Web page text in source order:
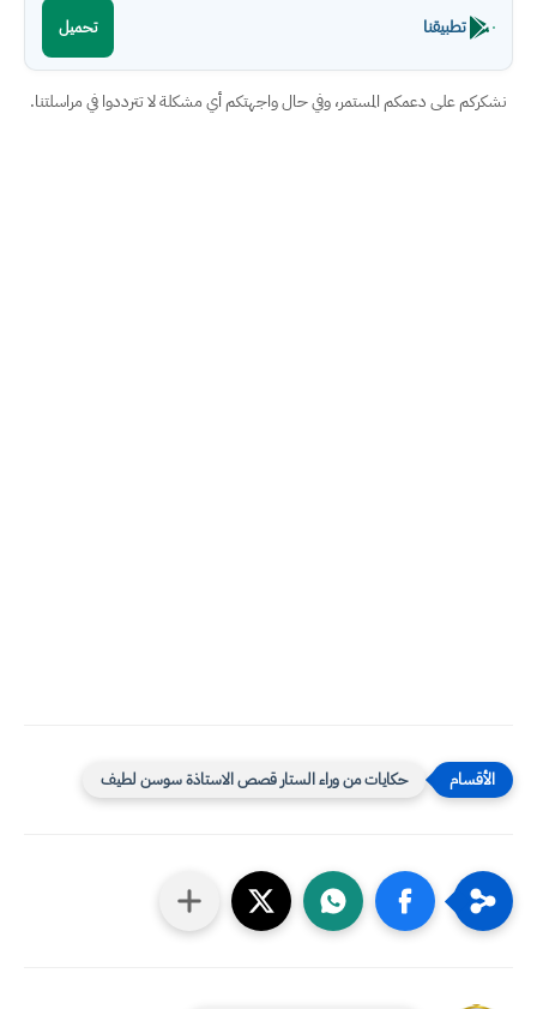
تطبيقنا تحميل
نشكركم على دعمكم المستمر، وفي حال واجهتكم أي مشكلة لا تترددوا في مراسلتنا.
حكايات من وراء الستار قصص الاستاذة سوسن لطيف